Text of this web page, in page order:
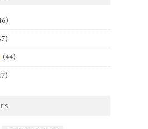
(44)